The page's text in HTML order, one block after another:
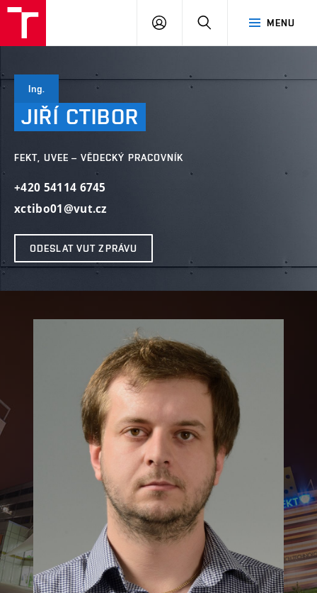
MENU
PŘIHLÁSIT
Ing.
JIŘÍ CTIBOR
FEKT, UVEE – VĚDECKÝ PRACOVNÍK
+420 54114 6745
xctibo01@vut.cz
ODESLAT VUT ZPRÁVU